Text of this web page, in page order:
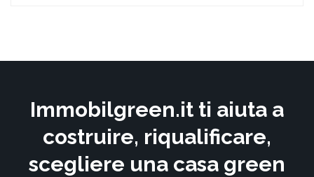
Immobilgreen.it ti aiuta a
costruire, riqualificare,
scegliere una casa green